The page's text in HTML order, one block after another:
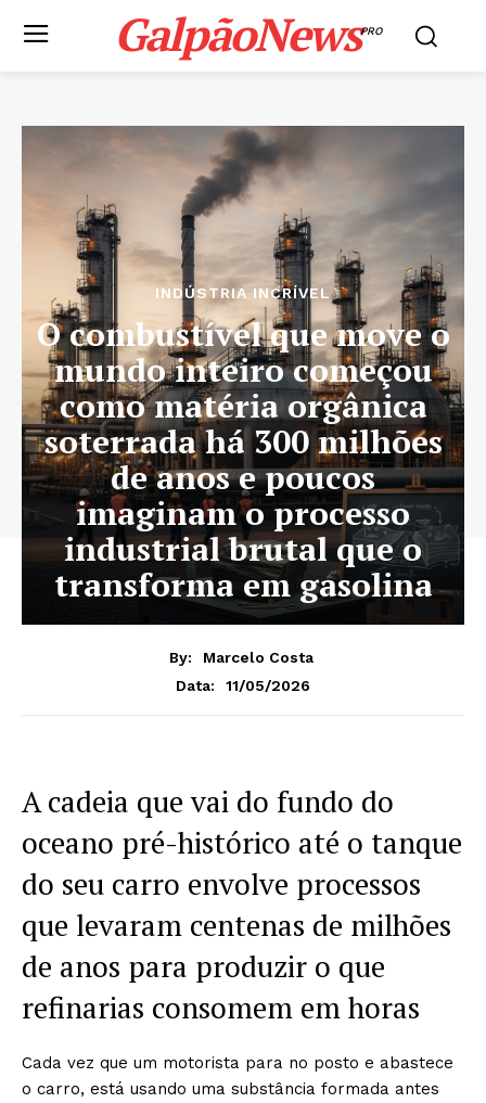
GalpãoNewsPRO
INDÚSTRIA INCRÍVEL
O combustível que move o
mundo inteiro começou
como matéria orgânica
soterrada há 300 milhões
de anos e poucos
imaginam o processo
industrial brutal que o
transforma em gasolina
By:
Marcelo Costa
Data:
11/05/2026
A cadeia que vai do fundo do
oceano pré-histórico até o tanque
do seu carro envolve processos
que levaram centenas de milhões
de anos para produzir o que
refinarias consomem em horas
Cada vez que um motorista para no posto e abastece
o carro, está usando uma substância formada antes